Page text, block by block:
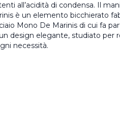
all’acidità di condensa. Il
è un elemento bicchierato
Mono De Marinis di cui fa
design elegante, studiato per
necessità.